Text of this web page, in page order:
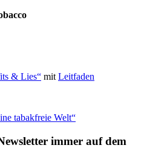
& Lies“ mit Leitfaden
tabakfreie Welt“
immer auf dem